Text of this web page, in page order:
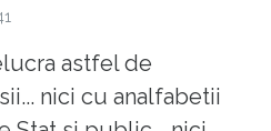
astfel de
nici cu analfabetii